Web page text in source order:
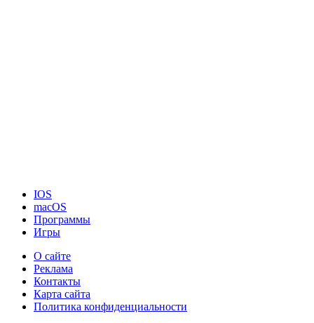
IOS
macOS
Программы
Игры
О сайте
Реклама
Контакты
Карта сайта
Политика конфиденциальности